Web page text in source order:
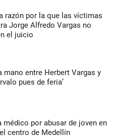
razón por la que las víctimas
Jorge Alfredo Vargas no
el juicio
mano entre Herbert Vargas y
pues de feria’
médico por abusar de joven en
centro de Medellín